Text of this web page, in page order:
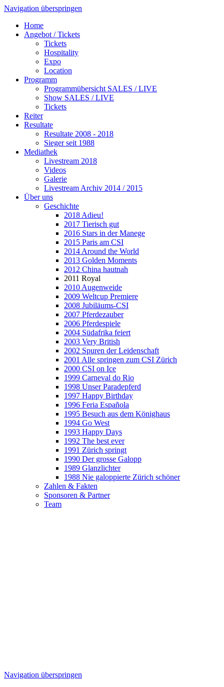
Navigation überspringen
Home
Angebot / Tickets
Tickets
Hospitality
Expo
Location
Programm
Programmübersicht SALES / LIVE
Show SALES / LIVE
Tickets
Reiter
Resultate
Resultate 2008 - 2018
Sieger seit 1988
Mediathek
Livestream 2018
Videos
Galerie
Livestream Archiv 2014 / 2015
Über uns
Geschichte
2018 Adieu!
2017 Tierisch gut
2016 Stars in der Manege
2015 Paris am CSI
2014 Around the World
2013 Golden Moments
2012 China hautnah
2011 Royal
2010 Augenweide
2009 Weltcup Premiere
2008 Jubiläums-CSI
2007 Pferdezauber
2006 Pferdespiele
2004 Südafrika feiert
2003 Very British
2002 Spuren der Leidenschaft
2001 Alle springen zum CSI Zürich
2000 CSI on Ice
1999 Carneval do Rio
1998 Unser Paradepferd
1997 Happy Birthday
1996 Feria Española
1995 Besuch aus dem Könighaus
1994 Go West
1993 Happy Days
1992 The best ever
1991 Zürich springt
1990 Der grosse Galopp
1989 Glanzlichter
1988 Nie galoppierte Zürich schöner
Zahlen & Fakten
Sponsoren & Partner
Team
Navigation überspringen